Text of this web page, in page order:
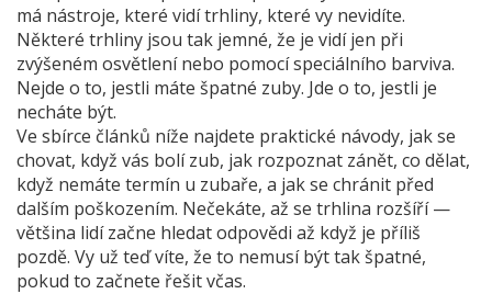
má nástroje, které vidí trhliny, které vy nevidíte.
Některé trhliny jsou tak jemné, že je vidí jen při
zvýšeném osvětlení nebo pomocí speciálního barviva.
Nejde o to, jestli máte špatné zuby. Jde o to, jestli je
necháte být.
Ve sbírce článků níže najdete praktické návody, jak se
chovat, když vás bolí zub, jak rozpoznat zánět, co dělat,
když nemáte termín u zubaře, a jak se chránit před
dalším poškozením. Nečekáte, až se trhlina rozšíří —
většina lidí začne hledat odpovědi až když je příliš
pozdě. Vy už teď víte, že to nemusí být tak špatné,
pokud to začnete řešit včas.